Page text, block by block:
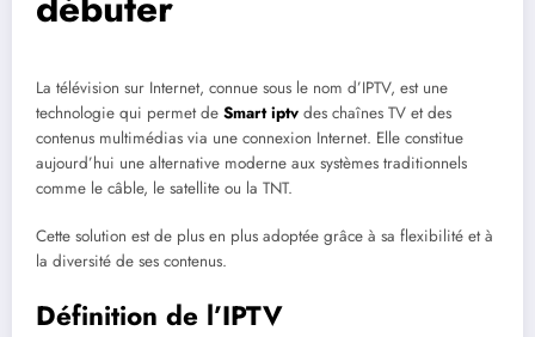
La télévision sur Internet, connue sous le nom d’IPTV, est une
technologie qui permet de Smart iptv des chaînes TV et des
contenus multimédias via une connexion Internet. Elle constitue
aujourd’hui une alternative moderne aux systèmes traditionnels
comme le câble, le satellite ou la TNT.
Cette solution est de plus en plus adoptée grâce à sa flexibilité et à
la diversité de ses contenus.
Définition de l’IPTV